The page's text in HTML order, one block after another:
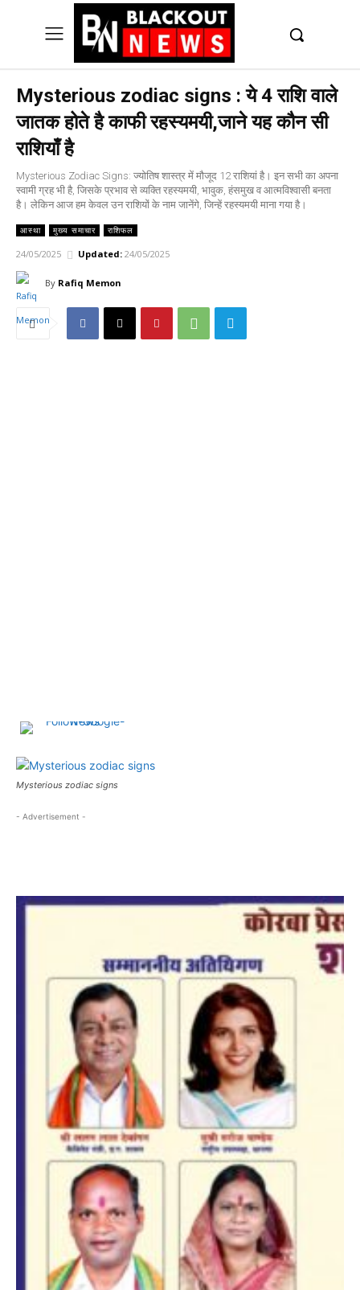
Mysterious zodiac signs : ये 4 राशि वाले
जातक होते है काफी रहस्यमयी,जाने यह कौन सी
राशियाँ है
Mysterious Zodiac Signs: ज्योतिष शास्त्र में मौजूद 12 राशियां है। इन सभी का अपना
स्वामी ग्रह भी है, जिसके प्रभाव से व्यक्ति रहस्यमयी, भावुक, हंसमुख व आत्मविश्वासी बनता
है। लेकिन आज हम केवल उन राशियों के नाम जानेंगे, जिन्हें रहस्यमयी माना गया है।
आस्था मुख्य समाचार राशिफल
24/05/2025 Updated: 24/05/2025
By Rafiq Memon
Mysterious zodiac signs
- Advertisement -